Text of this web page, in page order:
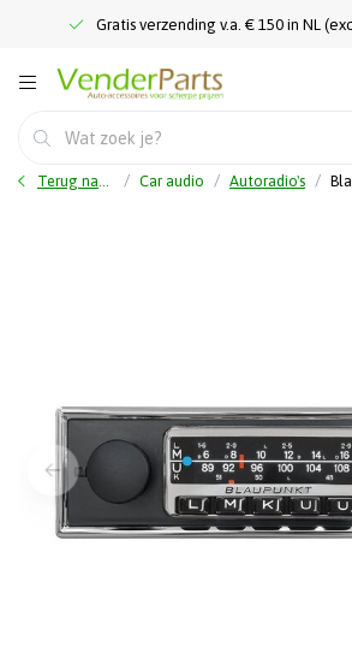
Gratis verzending v.a. € 150 in NL
Terug naar home Car audio Autoradio's